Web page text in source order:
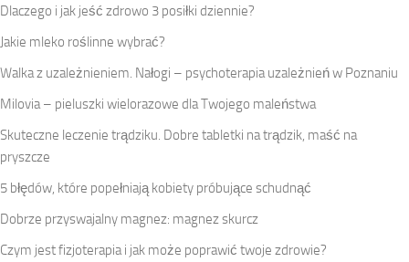
Dlaczego i jak jeść zdrowo 3 posiłki dziennie?
Jakie mleko roślinne wybrać?
Walka z uzależnieniem. Nałogi – psychoterapia uzależnień w Poznaniu
Milovia – pieluszki wielorazowe dla Twojego maleństwa
Skuteczne leczenie trądziku. Dobre tabletki na trądzik, maść na
pryszcze
5 błędów, które popełniają kobiety próbujące schudnąć
Dobrze przyswajalny magnez: magnez skurcz
Czym jest fizjoterapia i jak może poprawić twoje zdrowie?